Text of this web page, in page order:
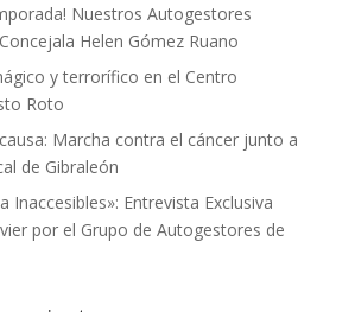
Nuestros Autogestores
Helen Gómez Ruano
y terrorífico en el Centro
Roto
Marcha contra el cáncer junto a
de Gibraleón
Inaccesibles»: Entrevista Exclusiva
por el Grupo de Autogestores de